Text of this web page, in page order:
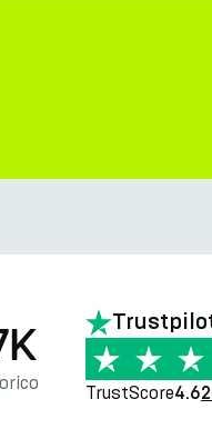
TrustScore4.6